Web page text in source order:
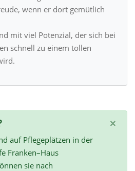
wenn er dort gemütlich
mit viel Potenzial, der sich bei
schnell zu einem tollen
×
auf Pflegeplätzen in der
Franken–Haus
sie nach